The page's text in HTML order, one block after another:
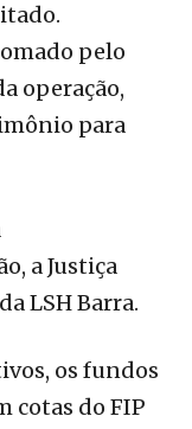
pelo
operação,
para
a Justiça
LSH Barra.
os fundos
cotas do FIP